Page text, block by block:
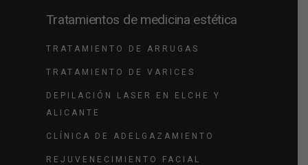
Tratamientos de medicina estética
TRATAMIENTO DE ARRUGAS
TRATAMIENTO DE VARICES
DEPILACIÓN LASER EN ELCHE Y
ALICANTE
CLÍNICA DE ADELGAZAMIENTO
REJUVENECIMIENTO FACIAL